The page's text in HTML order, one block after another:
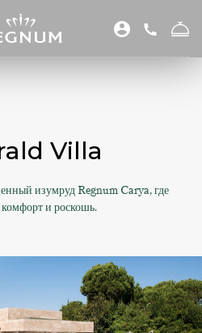
Villa
изумруд Regnum Carya, где
комфорт и роскошь.